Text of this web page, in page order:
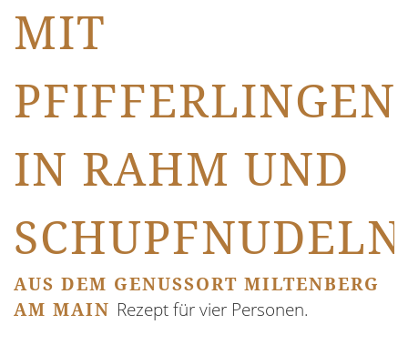
MIT
PFIFFERLINGEN
IN RAHM UND
SCHUPFNUDELN
AUS DEM GENUSSORT MILTENBERG
AM MAIN Rezept für vier Personen.